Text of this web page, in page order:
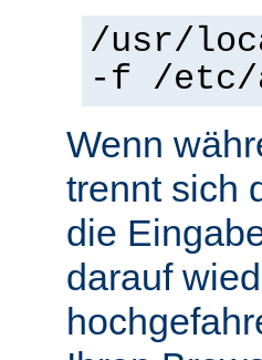
/usr/
-f /etc/
Wenn
trennt sich
die
darauf